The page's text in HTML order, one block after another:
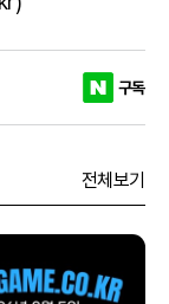
구독
전체보기